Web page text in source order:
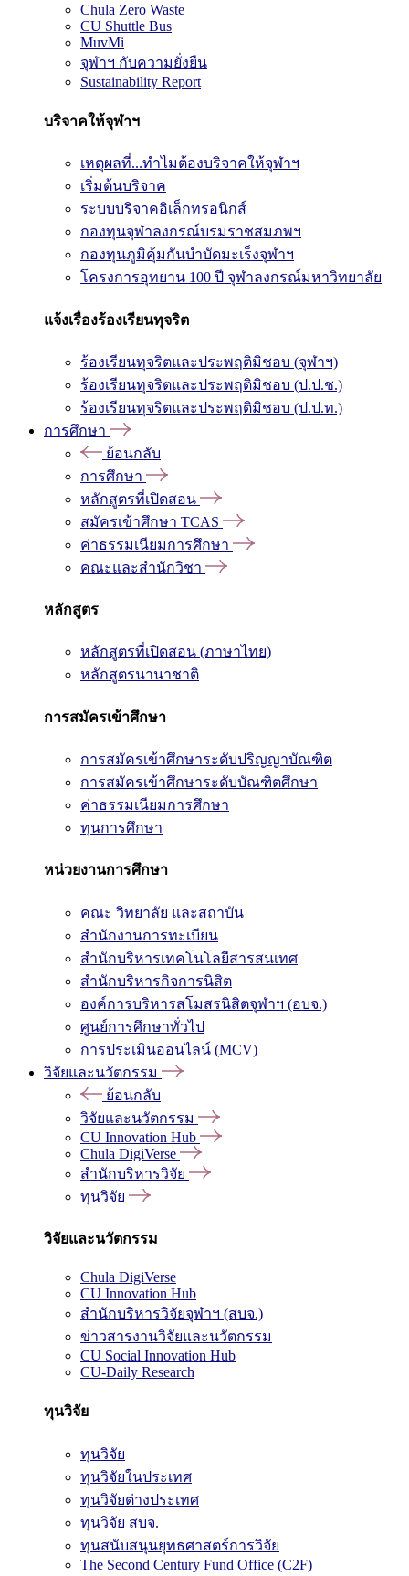
Chula Zero Waste
CU Shuttle Bus
MuvMi
จุฬาฯ กับความยั่งยืน
Sustainability Report
บริจาคให้จุฬาฯ
เหตุผลที่...ทำไมต้องบริจาคให้จุฬาฯ
เริ่มต้นบริจาค
ระบบบริจาคอิเล็กทรอนิกส์
กองทุนจุฬาลงกรณ์บรมราชสมภพฯ
กองทุนภูมิคุ้มกันบำบัดมะเร็งจุฬาฯ
โครงการอุทยาน 100 ปี จุฬาลงกรณ์มหาวิทยาลัย
แจ้งเรื่องร้องเรียนทุจริต
ร้องเรียนทุจริตและประพฤติมิชอบ (จุฬาฯ)
ร้องเรียนทุจริตและประพฤติมิชอบ (ป.ป.ช.)
ร้องเรียนทุจริตและประพฤติมิชอบ (ป.ป.ท.)
การศึกษา
ย้อนกลับ
การศึกษา
หลักสูตรที่เปิดสอน
สมัครเข้าศึกษา TCAS
ค่าธรรมเนียมการศึกษา
คณะและสำนักวิชา
หลักสูตร
หลักสูตรที่เปิดสอน (ภาษาไทย)
หลักสูตรนานาชาติ
การสมัครเข้าศึกษา
การสมัครเข้าศึกษาระดับปริญญาบัณฑิต
การสมัครเข้าศึกษาระดับบัณฑิตศึกษา
ค่าธรรมเนียมการศึกษา
ทุนการศึกษา
หน่วยงานการศึกษา
คณะ วิทยาลัย และสถาบัน
สำนักงานการทะเบียน
สำนักบริหารเทคโนโลยีสารสนเทศ
สำนักบริหารกิจการนิสิต
องค์การบริหารสโมสรนิสิตจุฬาฯ (อบจ.)
ศูนย์การศึกษาทั่วไป
การประเมินออนไลน์ (MCV)
วิจัยและนวัตกรรม
ย้อนกลับ
วิจัยและนวัตกรรม
CU Innovation Hub
Chula DigiVerse
สำนักบริหารวิจัย
ทุนวิจัย
วิจัยและนวัตกรรม
Chula DigiVerse
CU Innovation Hub
สำนักบริหารวิจัยจุฬาฯ (สบจ.)
ข่าวสารงานวิจัยและนวัตกรรม
CU Social Innovation Hub
CU-Daily Research
ทุนวิจัย
ทุนวิจัย
ทุนวิจัยในประเทศ
ทุนวิจัยต่างประเทศ
ทุนวิจัย สบจ.
ทุนสนับสนุนยุทธศาสตร์การวิจัย
The Second Century Fund Office (C2F)